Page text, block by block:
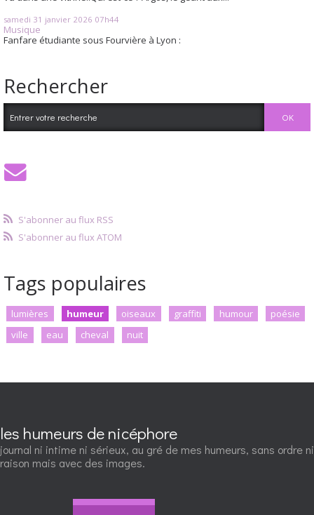
samedi 31 janvier 2026 07h44
Musique
Fanfare étudiante sous Fourvière à Lyon :
Rechercher
S'abonner au flux RSS
S'abonner au flux ATOM
Tags populaires
lumières humeur oiseaux graffiti humour
poésie
ville
eau cheval nuit
les humeurs de nicéphore
journal ni intime ni sérieux, au gré de mes humeurs, sans ordre ni
raison mais avec des images.